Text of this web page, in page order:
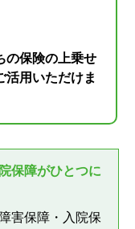
の保険の上乗せ
活用いただけま
保障がひとつに
害保障・入院保